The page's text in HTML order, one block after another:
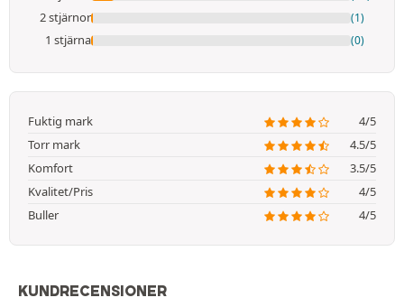
2 stjärnor (1)
1 stjärna (0)
Fuktig mark
4/5
Torr mark
4.5/5
Komfort
3.5/5
Kvalitet/Pris
4/5
Buller
4/5
KUNDRECENSIONER